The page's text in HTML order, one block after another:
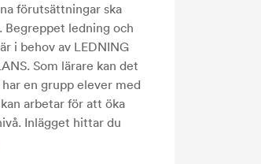
förutsättningar ska
Begreppet ledning och
i behov av LEDNING
Som lärare kan det
en grupp elever med
arbetar för att öka
Inlägget hittar du